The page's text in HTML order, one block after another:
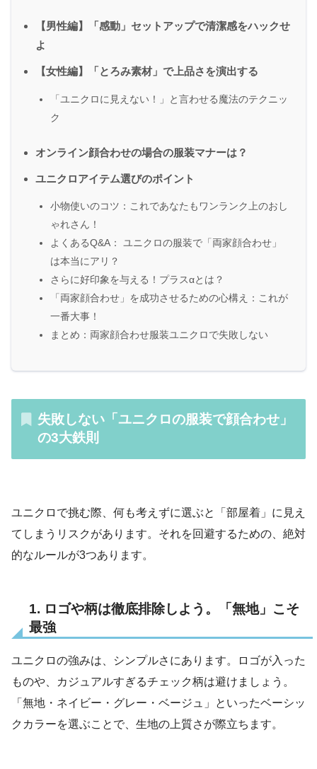
【男性編】「感動」セットアップで清潔感をハックせ
よ
【女性編】「とろみ素材」で上品さを演出する
「ユニクロに見えない！」と言わせる魔法のテクニッ
ク
オンライン顔合わせの場合の服装マナーは？
ユニクロアイテム選びのポイント
小物使いのコツ：これであなたもワンランク上のおし
ゃれさん！
よくあるQ&A： ユニクロの服装で「両家顔合わせ」
は本当にアリ？
さらに好印象を与える！プラスαとは？
「両家顔合わせ」を成功させるための心構え：これが
一番大事！
まとめ：両家顔合わせ服装ユニクロで失敗しない
失敗しない「ユニクロの服装で顔合わせ」
の3大鉄則
ユニクロで挑む際、何も考えずに選ぶと「部屋着」に見え
てしまうリスクがあります。それを回避するための、絶対
的なルールが3つあります。
1. ロゴや柄は徹底排除しよう。「無地」こそ
最強
ユニクロの強みは、シンプルさにあります。ロゴが入った
ものや、カジュアルすぎるチェック柄は避けましょう。
「無地・ネイビー・グレー・ベージュ」といったベーシッ
クカラーを選ぶことで、生地の上質さが際立ちます。